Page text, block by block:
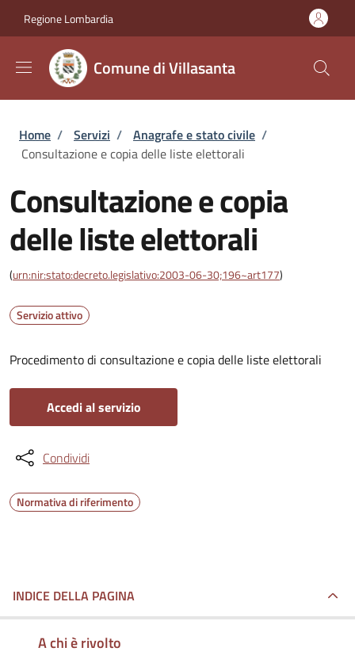
Regione Lombardia
Comune di Villasanta
Briciole di pane
Home / Servizi / Anagrafe e stato civile /
Consultazione e copia delle liste elettorali
Consultazione e copia
delle liste elettorali
(urn:nir:stato:decreto.legislativo:2003-06-30;196~art177)
Servizio attivo
Procedimento di consultazione e copia delle liste elettorali
Accedi al servizio
Condividi
Normativa di riferimento
INDICE DELLA PAGINA
A chi è rivolto